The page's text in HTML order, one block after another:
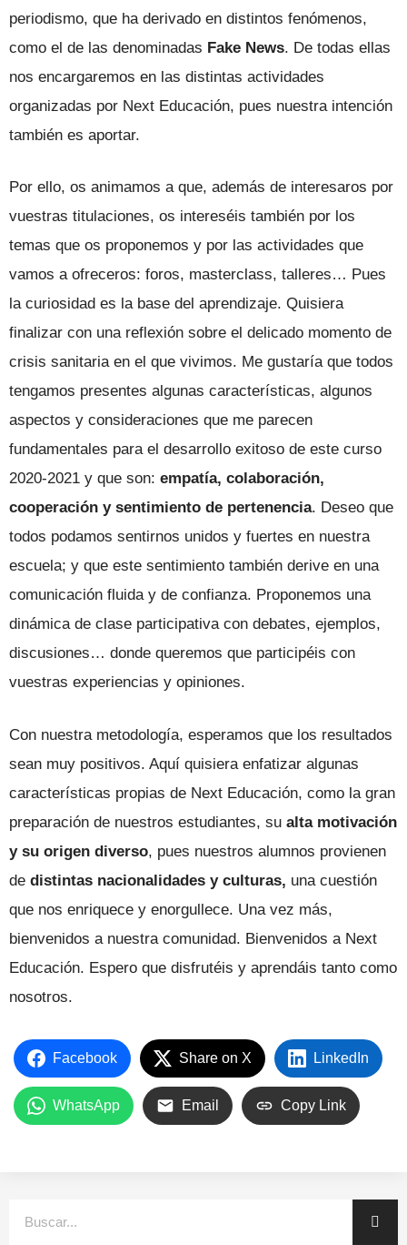
periodismo, que ha derivado en distintos fenómenos,
como el de las denominadas Fake News. De todas ellas
nos encargaremos en las distintas actividades
organizadas por Next Educación, pues nuestra intención
también es aportar.
Por ello, os animamos a que, además de interesaros por
vuestras titulaciones, os intereséis también por los
temas que os proponemos y por las actividades que
vamos a ofreceros: foros, masterclass, talleres… Pues
la curiosidad es la base del aprendizaje. Quisiera
finalizar con una reflexión sobre el delicado momento de
crisis sanitaria en el que vivimos. Me gustaría que todos
tengamos presentes algunas características, algunos
aspectos y consideraciones que me parecen
fundamentales para el desarrollo exitoso de este curso
2020-2021 y que son: empatía, colaboración,
cooperación y sentimiento de pertenencia. Deseo que
todos podamos sentirnos unidos y fuertes en nuestra
escuela; y que este sentimiento también derive en una
comunicación fluida y de confianza. Proponemos una
dinámica de clase participativa con debates, ejemplos,
discusiones… donde queremos que participéis con
vuestras experiencias y opiniones.
Con nuestra metodología, esperamos que los resultados
sean muy positivos. Aquí quisiera enfatizar algunas
características propias de Next Educación, como la gran
preparación de nuestros estudiantes, su alta motivación
y su origen diverso, pues nuestros alumnos provienen
de distintas nacionalidades y culturas, una cuestión
que nos enriquece y enorgullece. Una vez más,
bienvenidos a nuestra comunidad. Bienvenidos a Next
Educación. Espero que disfrutéis y aprendáis tanto como
nosotros.
Facebook Share on X LinkedIn
WhatsApp Email Copy Link